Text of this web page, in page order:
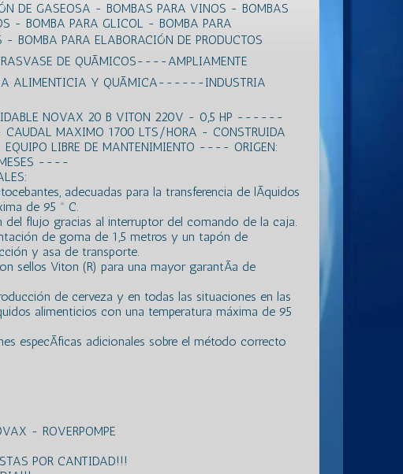
DE GASEOSA - BOMBAS PARA VINOS - BOMBAS
- BOMBA PARA GLICOL - BOMBA PARA
- BOMBA PARA ELABORACIÓN DE PRODUCTOS
DE QUÃMICOS----AMPLIAMENTE
ALIMENTICIA Y QUÃMICA------INDUSTRIA
NOVAX 20 B VITON 220V - 0,5 HP ------
MAXIMO 1700 LTS/HORA - CONSTRUIDA
LIBRE DE MANTENIMIENTO ---- ORIGEN:
----
adecuadas para la transferencia de lÃ­quidos
de 95 º C.
del flujo gracias al interruptor del comando de la caja.
de goma de 1,5 metros y un tapón de
y asa de transporte.
sellos Viton (R) para una mayor garantÃ­a de
de cerveza y en todas las situaciones en las
alimenticios con una temperatura máxima de 95
especÃ­ficas adicionales sobre el método correcto
- ROVERPOMPE
POR CANTIDAD!!!